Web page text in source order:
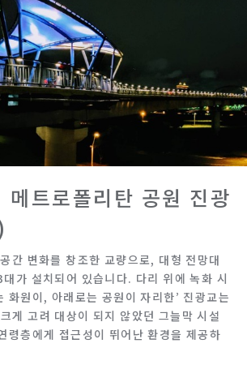
메트로폴리탄 공원 진광
간 변화를 창조한 교량으로, 대형 전망대
가 설치되어 있습니다. 다리 위에 녹화 시
화원이, 아래로는 공원이 자리한’ 진광교는
게 고려 대상이 되지 않았던 그늘막 시설
령층에게 접근성이 뛰어난 환경을 제공하